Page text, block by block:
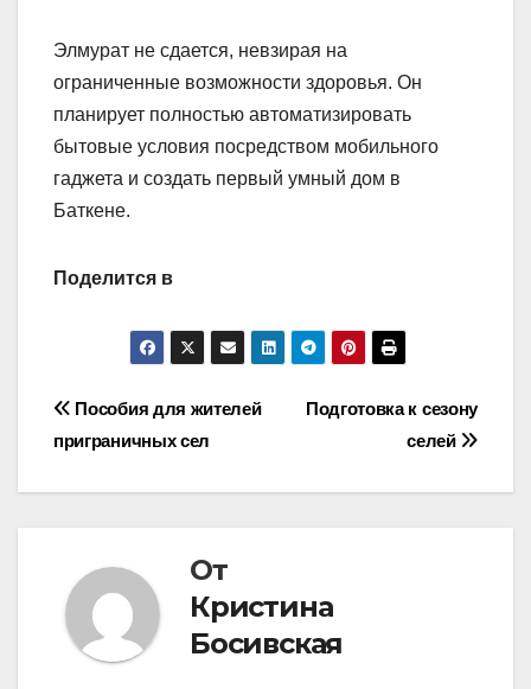
Элмурат не сдается, невзирая на
ограниченные возможности здоровья. Он
планирует полностью автоматизировать
бытовые условия посредством мобильного
гаджета и создать первый умный дом в
Баткене.
Поделится в
Навигация
по
Подготовка к сезону
селей
Пособия для жителей
приграничных сел
От
Кристина
Босивская